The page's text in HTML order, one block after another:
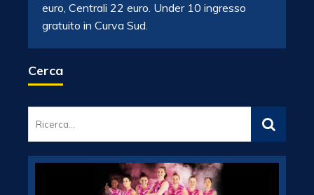
euro, Centrali 22 euro. Under 10 ingresso
gratuito in Curva Sud.
Cerca